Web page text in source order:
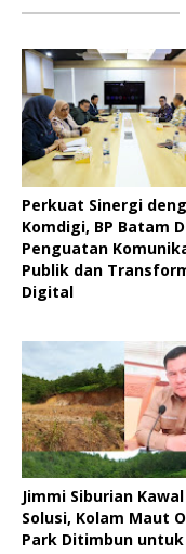
Perkuat Sinergi
Komdigi, BP Batam
Penguatan
Publik dan
Digital
Jimmi Siburian Kawal
Solusi, Kolam Maut
Park Ditimbun untuk